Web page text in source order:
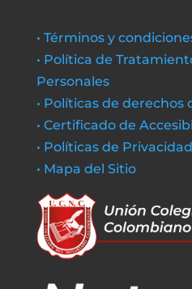
• Términos y
• Política de
Personales
• Políticas de derechos
• Certificado de
• Políticas de
• Mapa del Sitio